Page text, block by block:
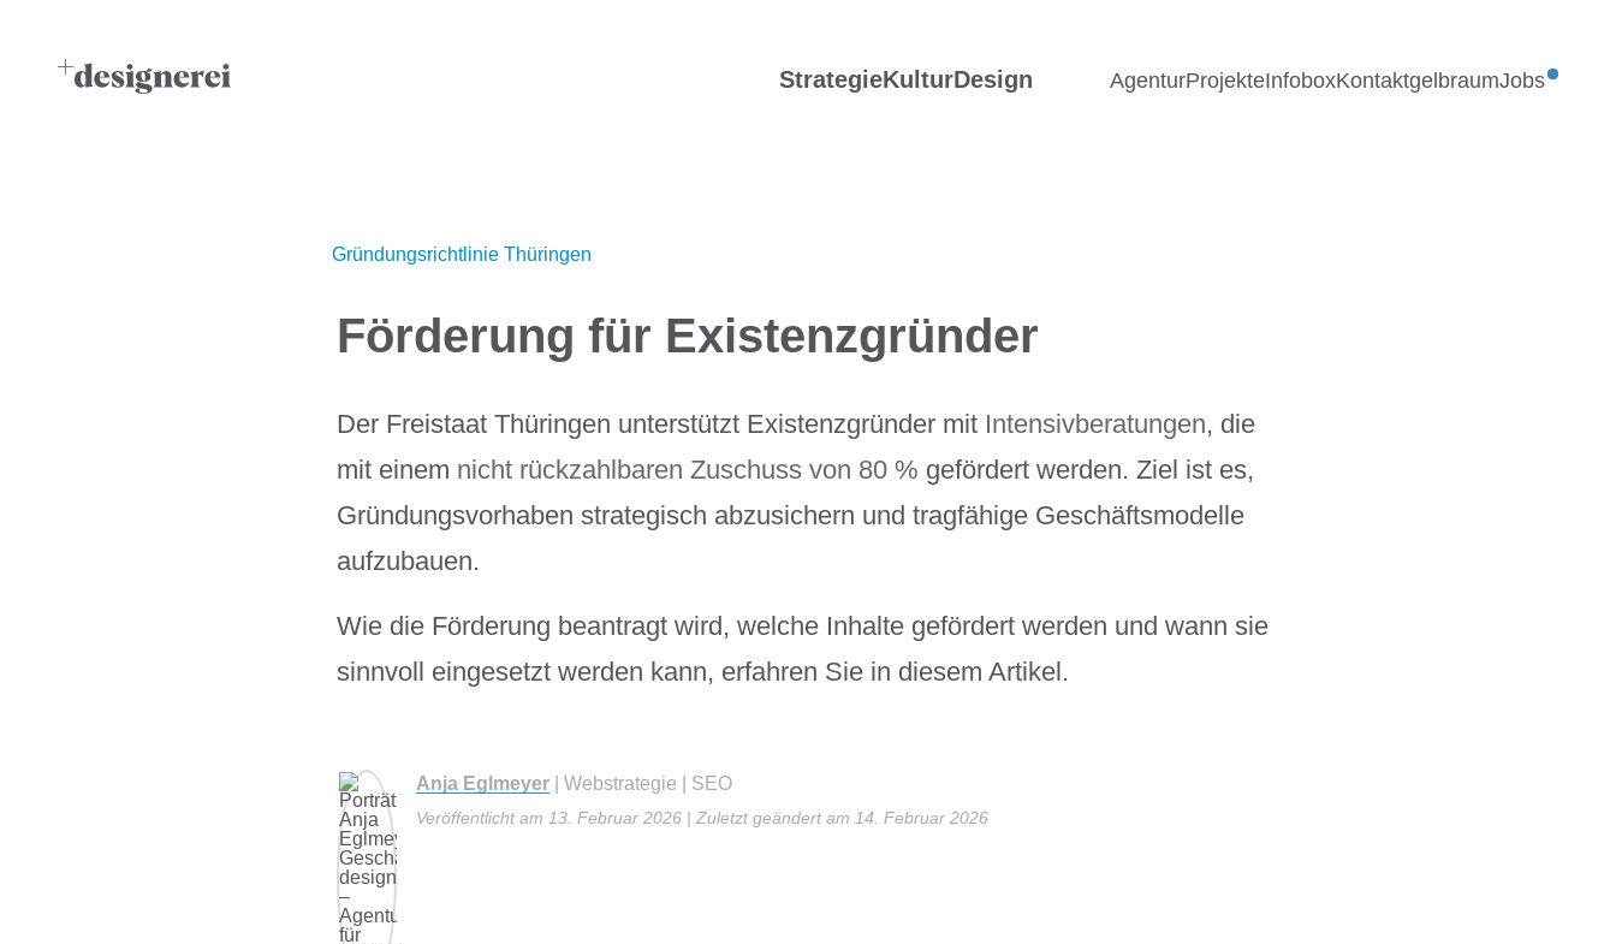
StrategieKulturDesign AgenturProjekteInfoboxKontaktgelbraumJobs
Gründungsrichtlinie Thüringen
Förderung für Existenzgründer
Der Freistaat Thüringen unterstützt Existenzgründer mit Intensivberatungen, die
mit einem nicht rückzahlbaren Zuschuss von 80 % gefördert werden. Ziel ist es,
Gründungsvorhaben strategisch abzusichern und tragfähige Geschäftsmodelle
aufzubauen.
Wie die Förderung beantragt wird, welche Inhalte gefördert werden und wann sie
sinnvoll eingesetzt werden kann, erfahren Sie in diesem Artikel.
Anja Eglmeyer | Webstrategie | SEO
Veröffentlicht am 13. Februar 2026 | Zuletzt geändert am 14. Februar 2026